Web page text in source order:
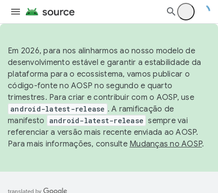
Em 2026, para nos alinharmos ao nosso modelo de
desenvolvimento estável e garantir a estabilidade da
plataforma para o ecossistema, vamos publicar o
código-fonte no AOSP no segundo e quarto
trimestres. Para criar e contribuir com o AOSP, use
android-latest-release . A ramificação de
manifesto
android-latest-release sempre vai
referenciar a versão mais recente enviada ao AOSP.
Para mais informações, consulte Mudanças no AOSP.